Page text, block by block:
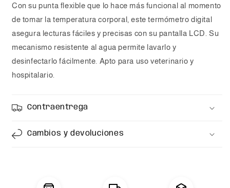
Con su punta flexible que lo hace más funcional al momento
de tomar la temperatura corporal, este termómetro digital
asegura lecturas fáciles y precisas con su pantalla LCD. Su
mecanismo resistente al agua permite lavarlo y
desinfectarlo fácilmente. Apto para uso veterinario y
hospitalario.
Contraentrega
Cambios y devoluciones